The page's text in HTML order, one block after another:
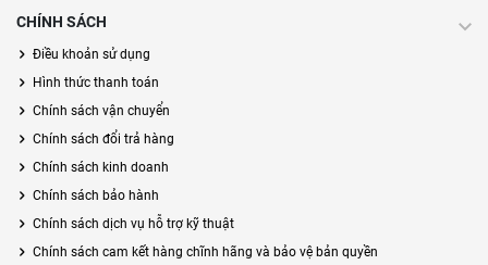
CHÍNH SÁCH
Điều khoản sử dụng
Hình thức thanh toán
Chính sách vận chuyển
Chính sách đổi trả hàng
Chính sách kinh doanh
Chính sách bảo hành
Chính sách dịch vụ hỗ trợ kỹ thuật
Chính sách cam kết hàng chĩnh hãng và bảo vệ bản quyền